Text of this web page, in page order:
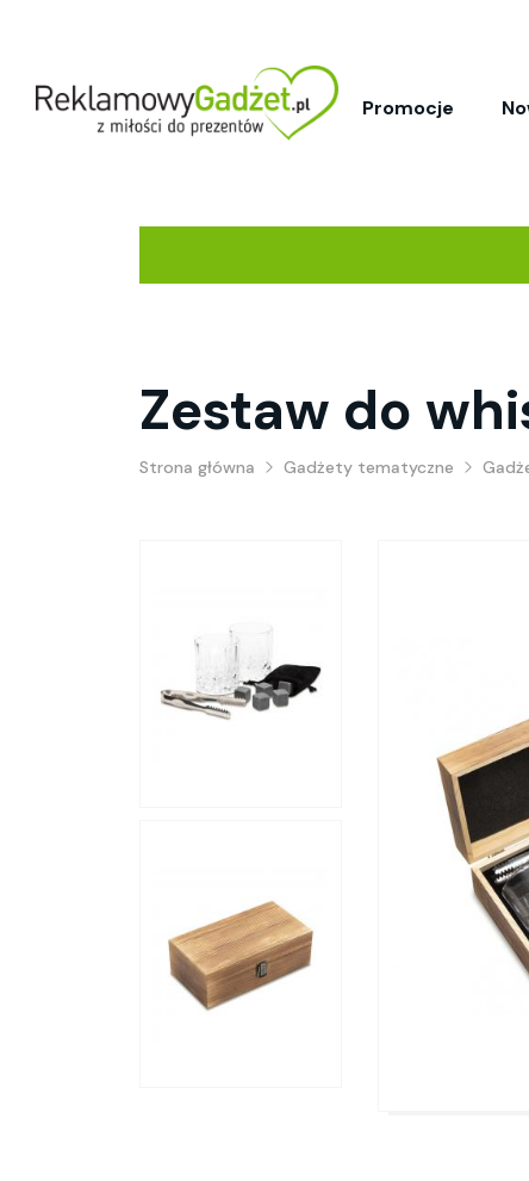
Promocje
Zestaw do
Strona główna Gadżety tematyczne